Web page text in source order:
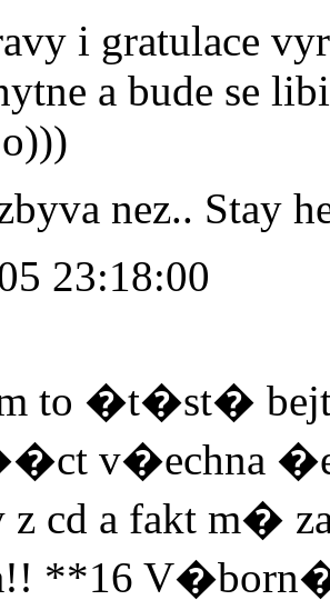
i gratulace
a bude se
nez.. Stay
23:18:00
to �t�st� bejt
v�echna
cd a fakt m�
**16